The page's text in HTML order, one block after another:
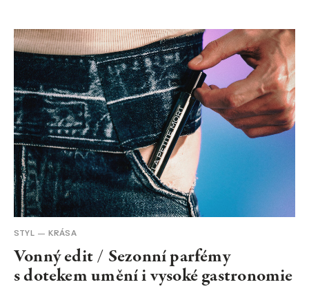
RADOSTI
CONCIERGE
RELAX
KONTAKT
NEWSLETTER
STYL KRÁSA
Vonný edit / Sezonní parfémy
s dotekem umění i vysoké gastronomie